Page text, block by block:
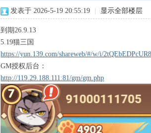
发表于 2026-5-19 20:55:19 显示全部楼层
到期26.9.13
5.19猫三国
https://yun.139.com/shareweb/#/w/i/
GM授权后台：
http://119.29.188.111:81/gm/gm.php